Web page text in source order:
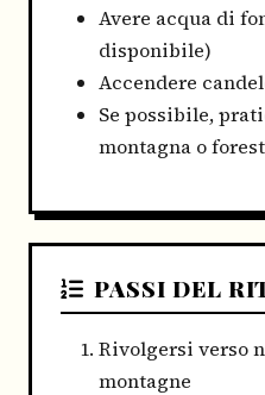
Avere acqua di
disponibile)
Accendere
Se possibile,
montagna o
PASSI DEL
Rivolgersi verso
montagne